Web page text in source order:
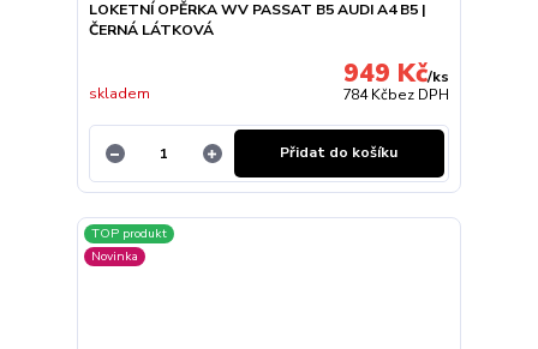
LOKETNÍ OPĚRKA WV PASSAT B5 AUDI A4 B5 |
ČERNÁ LÁTKOVÁ
949 Kč/ks
784 Kčbez DPH
skladem
Přidat do košíku
TOP produkt
Novinka